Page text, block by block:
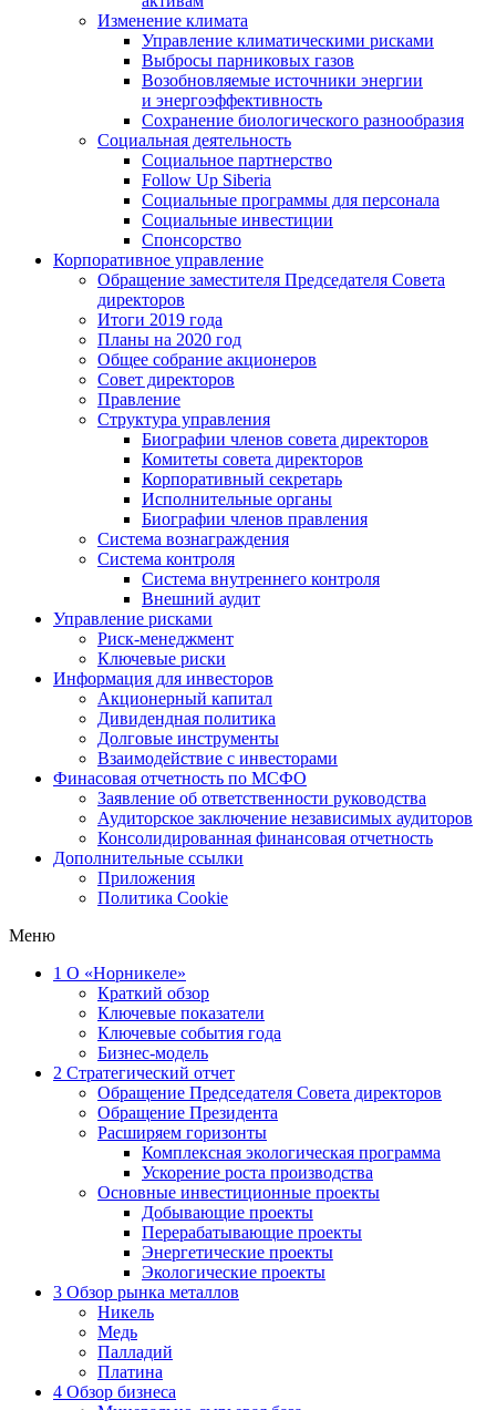
Изменение климата
Управление климатическими рисками
Выбросы парниковых газов
Возобновляемые источники энергии
и энергоэффективность
Сохранение биологического разнообразия
Социальная деятельность
Социальное партнерство
Follow Up Siberia
Социальные программы для персонала
Социальные инвестиции
Спонсорство
Корпоративное управление
Обращение заместителя Председателя Совета
директоров
Итоги 2019 года
Планы на 2020 год
Общее собрание акционеров
Совет директоров
Правление
Структура управления
Биографии членов совета директоров
Комитеты совета директоров
Корпоративный секретарь
Исполнительные органы
Биографии членов правления
Система вознаграждения
Система контроля
Система внутреннего контроля
Внешний аудит
Управление рисками
Риск-менеджмент
Ключевые риски
Информация для инвесторов
Акционерный капитал
Дивидендная политика
Долговые инструменты
Взаимодействие с инвеcторами
Финасовая отчетность по МСФО
Заявление об ответственности руководства
Аудиторское заключение независимых аудиторов
Консолидированная финансовая отчетность
Дополнительные ссылки
Приложения
Политика Cookie
Меню
1 О «Норникеле»
Краткий обзор
Ключевые показатели
Ключевые события года
Бизнес-модель
2 Стратегический отчет
Обращение Председателя Совета директоров
Обращение Президента
Расширяем горизонты
Комплексная экологическая программа
Ускорение роста производства
Основные инвестиционные проекты
Добывающие проекты
Перерабатывающие проекты
Энергетические проекты
Экологические проекты
3 Обзор рынка металлов
Никель
Медь
Палладий
Платина
4 Обзор бизнеса